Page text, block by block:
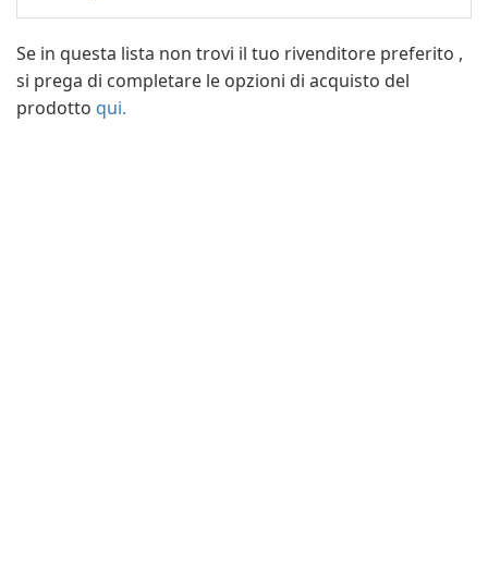
Se in questa lista non trovi il tuo rivenditore preferito ,
si prega di completare le opzioni di acquisto del
prodotto qui.